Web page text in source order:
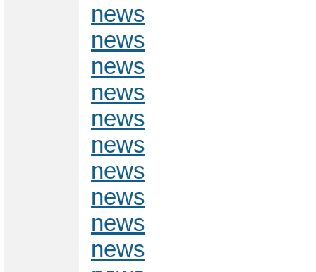
news
news
news
news
news
news
news
news
news
news